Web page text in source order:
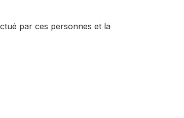
par ces personnes et la